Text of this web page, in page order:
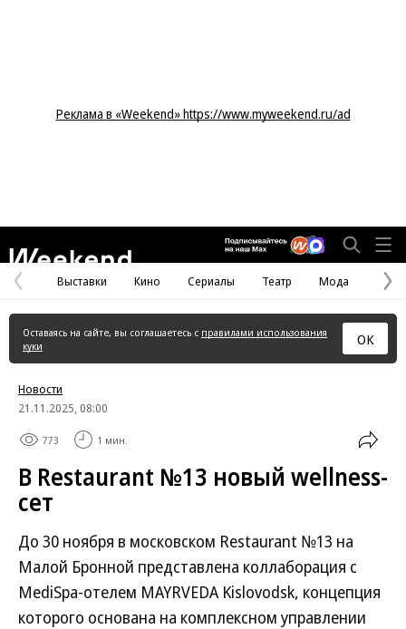
Реклама в «Weekend» https://www.myweekend.ru/ad
Предыдущая
страница
Выставки Кино Сериалы Театр Мода
Оставаясь на сайте, вы соглашаетесь с правилами использования
куки
ОК
Новости
21.11.2025, 08:00
773 1 мин.
В Restaurant №13 новый wellness-
сет
До 30 ноября в московском Restaurant №13 на
Малой Бронной представлена коллаборация с
MediSpa-отелем MAYRVEDA Kislovodsk, концепция
которого основана на комплексном управлении